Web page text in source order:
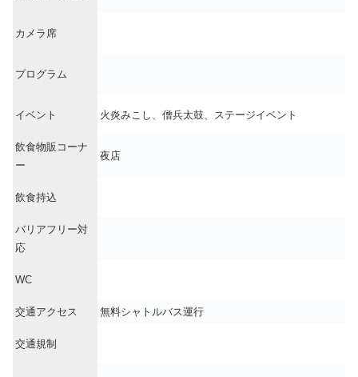
カメラ席
プログラム
イベント 火炎みこし、僧兵太鼓、ステージイベント
飲食物販コーナ
ー
夜店
飲食持込
バリアフリー対
応
WC
交通アクセス 無料シャトルバス運行
交通規制